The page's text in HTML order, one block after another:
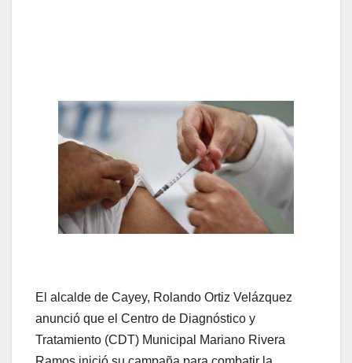
El alcalde de Cayey, Rolando Ortiz Velázquez
anunció que el Centro de Diagnóstico y
Tratamiento (CDT) Municipal Mariano Rivera